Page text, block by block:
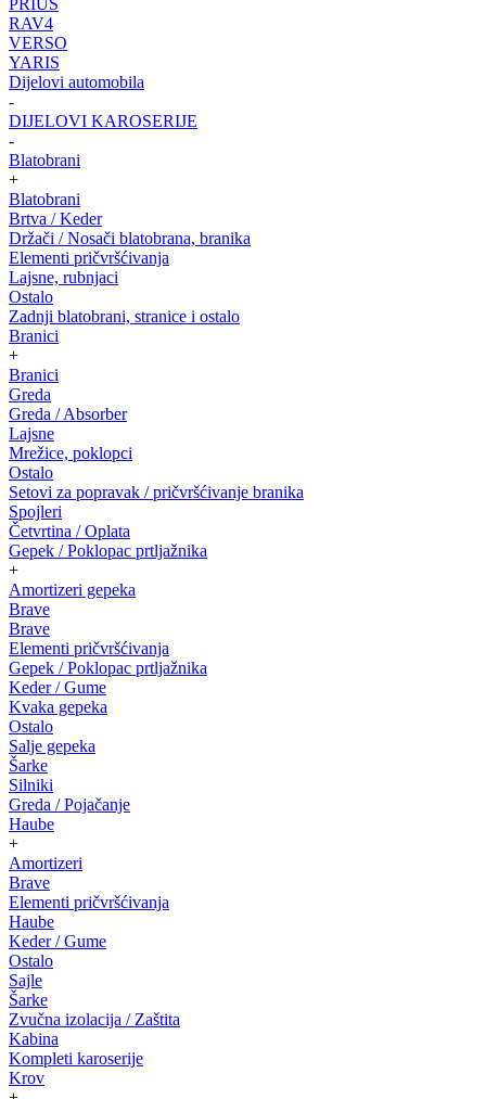
PRIUS
RAV4
VERSO
YARIS
Dijelovi automobila
-
DIJELOVI KAROSERIJE
-
Blatobrani
+
Blatobrani
Brtva / Keder
Držači / Nosači blatobrana, branika
Elementi pričvršćivanja
Lajsne, rubnjaci
Ostalo
Zadnji blatobrani, stranice i ostalo
Branici
+
Branici
Greda
Greda / Absorber
Lajsne
Mrežice, poklopci
Ostalo
Setovi za popravak / pričvršćivanje branika
Spojleri
Četvrtina / Oplata
Gepek / Poklopac prtljažnika
+
Amortizeri gepeka
Brave
Brave
Elementi pričvršćivanja
Gepek / Poklopac prtljažnika
Keder / Gume
Kvaka gepeka
Ostalo
Salje gepeka
Šarke
Silniki
Greda / Pojačanje
Haube
+
Amortizeri
Brave
Elementi pričvršćivanja
Haube
Keder / Gume
Ostalo
Sajle
Šarke
Zvučna izolacija / Zaštita
Kabina
Kompleti karoserije
Krov